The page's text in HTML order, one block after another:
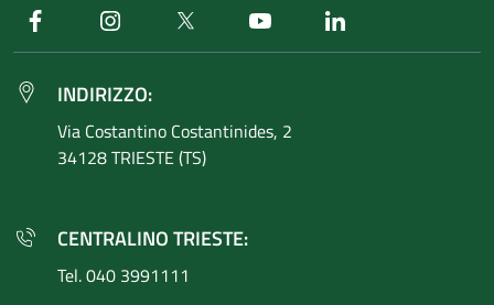
Facebook Instagram Twitter Youtube
INDIRIZZO:
Via Costantino Costantinides, 2
34128 TRIESTE (TS)
CENTRALINO TRIESTE:
Tel. 040 3991111